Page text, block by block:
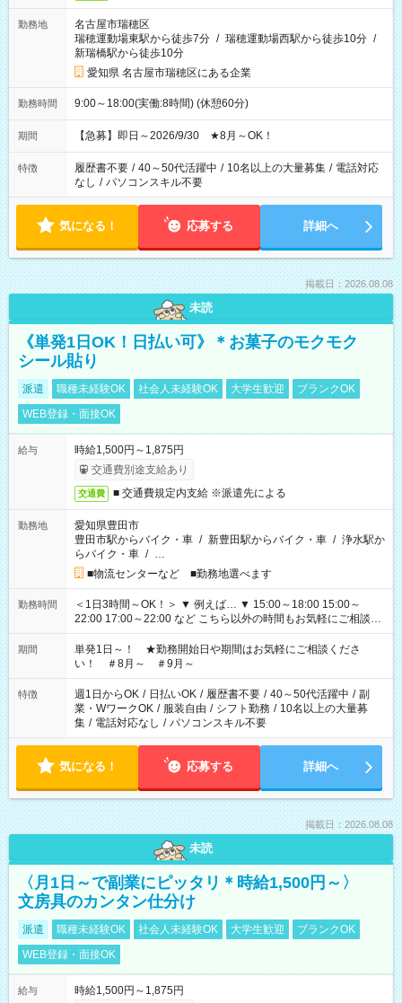
勤務地
名古屋市瑞穂区
瑞穂運動場東駅から徒歩7分 / 瑞穂運動場西駅から徒歩10分 /
新瑞橋駅から徒歩10分
愛知県 名古屋市瑞穂区にある企業
勤務時間 9:00～18:00(実働:8時間) (休憩60分)
期間 【急募】即日～2026/9/30 ★8月～OK！
特徴 履歴書不要 / 40～50代活躍中 / 10名以上の大量募集 / 電話対応
なし / パソコンスキル不要
気になる！ 応募する 詳細へ
掲載日：2026.08.08
未読
《単発1日OK！日払い可》＊お菓子のモクモク
シール貼り
派遣 職種未経験OK 社会人未経験OK 大学生歓迎
ブランクOK
WEB登録・面接OK
給与
時給1,500円～1,875円
交通費別途支給あり
交通費 ■ 交通費規定内支給 ※派遣先による
勤務地
愛知県豊田市
豊田市駅からバイク・車 / 新豊田駅からバイク・車 / 浄水駅か
らバイク・車 / …
■物流センターなど ■勤務地選べます
勤務時間
＜1日3時間～OK！＞ ▼ 例えば… ▼ 15:00～18:00 15:00～
22:00 17:00～22:00 など こちら以外の時間もお気軽にご相談く
ださい！
期間
単発1日～！ ★勤務開始日や期間はお気軽にご相談くださ
い！ ＃8月～ ＃9月～
特徴 週1日からOK / 日払いOK / 履歴書不要 / 40～50代活躍中 / 副
業・WワークOK / 服装自由 / シフト勤務 / 10名以上の大量募
集 / 電話対応なし / パソコンスキル不要
気になる！ 応募する 詳細へ
掲載日：2026.08.08
未読
〈月1日～で副業にピッタリ＊時給1,500円～〉
文房具のカンタン仕分け
派遣 職種未経験OK 社会人未経験OK 大学生歓迎
ブランクOK
WEB登録・面接OK
給与
時給1,500円～1,875円